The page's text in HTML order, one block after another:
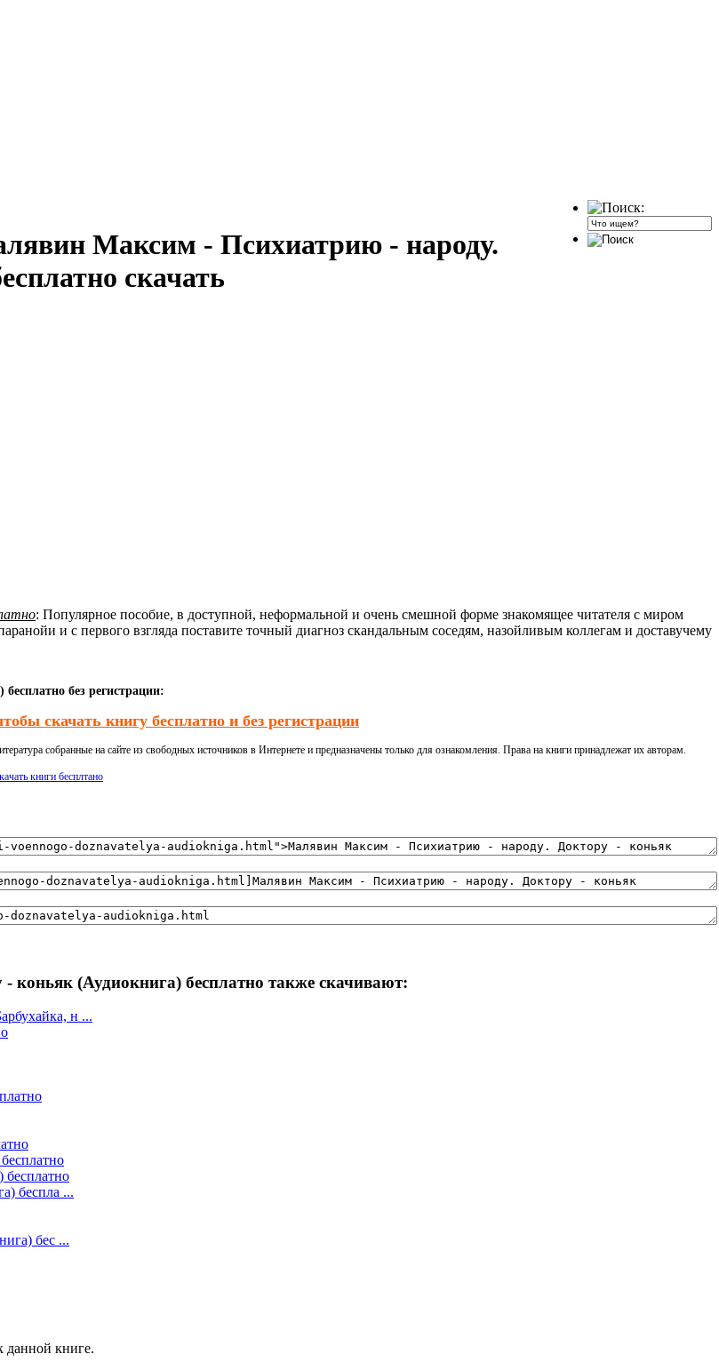
Максим - Психиатрию - народу.
скачать
: Популярное пособие, в доступной, неформальной и очень смешной форме знакомящее читателя с миром
и с первого взгляда поставите точный диагноз скандальным соседям, назойливым коллегам и доставучему
без регистрации:
скачать книгу бесплатно и без регистрации
собранные на сайте из свободных источников в Интернете и предназначены только для ознакомления. Права на книги принадлежат их авторам.
книги бесплтано
(Аудиокнига) бесплатно также скачивают:
н ...
беспла ...
бес ...
данной книге.